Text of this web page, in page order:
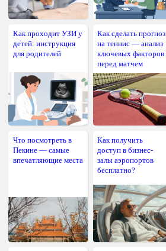
Как проходит УЗИ у
детей: инструкция
для родителей
Как сделать прогноз
на теннис — анализ
ключевых факторов
перед матчем
Что посмотреть в
Пекине — самые
впечатляющие места
Как получить
доступ в бизнес-
залы аэропортов
бесплатно?